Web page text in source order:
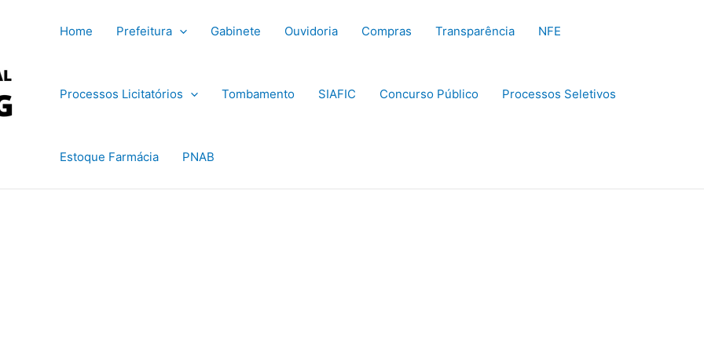
Home Prefeitura Gabinete Ouvidoria Compras Transparência NFE
Processos Licitatórios Tombamento SIAFIC Concurso Público Processos Seletivos
Estoque Farmácia PNAB